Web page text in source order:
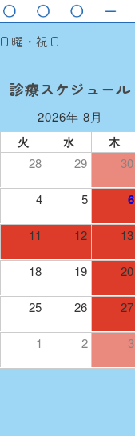
曜・祝日
診療スケジュール
2026年 8月
火 水 木
28 29 30
4 5 6
11 12 13
18 19 20
25 26 27
1 2 3